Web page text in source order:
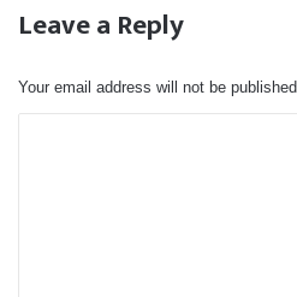
Leave a Reply
Your email address will not be published.